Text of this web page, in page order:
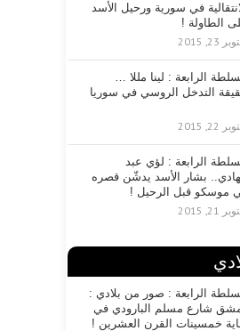
في سورية ورحيل الأسد
الطاولة !
23, 2015
الرابعة : لينا مللا …
التدخل الروسي في سوريا
22, 2015
الرابعة : لؤي عبد
بشار الأسد يدشّن قصره
موسكو قبل الرحيل !
21, 2015
الرابعة : صور من بلادي :
شارع مسلم البارودي في
خمسينات القرن العشرين !